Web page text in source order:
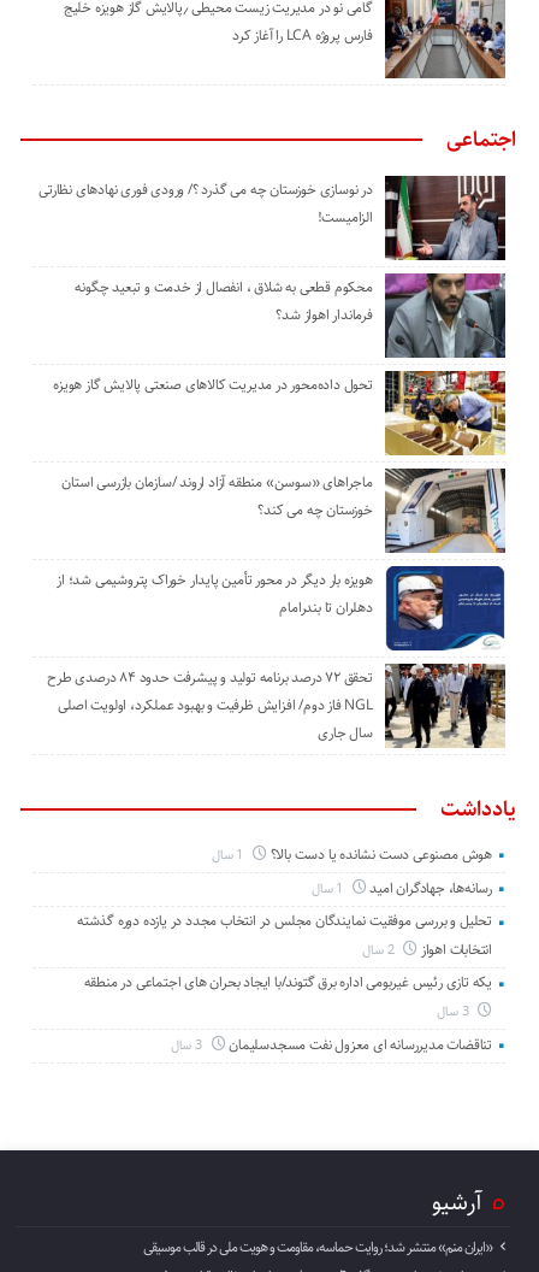
گامی نو در مدیریت زیست ‌محیطی ٫پالایش گاز هویزه خلیج
‌فارس پروژه LCA را آغاز کرد
اجتماعی
در نوسازی خوزستان چه می گذرد ؟/ ورودی فوری نهادهای نظارتی
الزامیست!
محکوم قطعی به شلاق ، انفصال از خدمت و تبعید چگونه
فرماندار اهواز شد؟
تحول داده‌محور در مدیریت کالاهای صنعتی پالایش گاز هویزه
ماجراهای «سوسن» منطقه آزاد اروند /سازمان بازرسی استان
خوزستان چه می کند؟
هویزه بار دیگر در محور تأمین پایدار خوراک پتروشیمی شد؛ از
دهلران تا بندرامام
تحقق ۷۲ درصد برنامه تولید و پیشرفت حدود ۸۴ درصدی طرح
NGL فاز دوم/ افزایش ظرفیت و بهبود عملکرد، اولویت اصلی
سال جاری
یادداشت
هوش مصنوعی دست نشانده یا دست بالا؟
رسانه‌ها، جهادگران امید
تحلیل و بررسی موفقیت نمایندگان مجلس در انتخاب مجدد در یازده دوره گذشته
انتخابات اهواز
2 سال
یکه تازی رئیس غیربومی اداره برق گتوند/با ایجاد بحران های اجتماعی در منطقه
3 سال
تناقضات مدیررسانه ای معزول نفت مسجدسلیمان 3 سال
آرشیو
«ایران منم» منتشر شد؛ روایت حماسه، مقاومت و هویت ملی در قالب موسیقی